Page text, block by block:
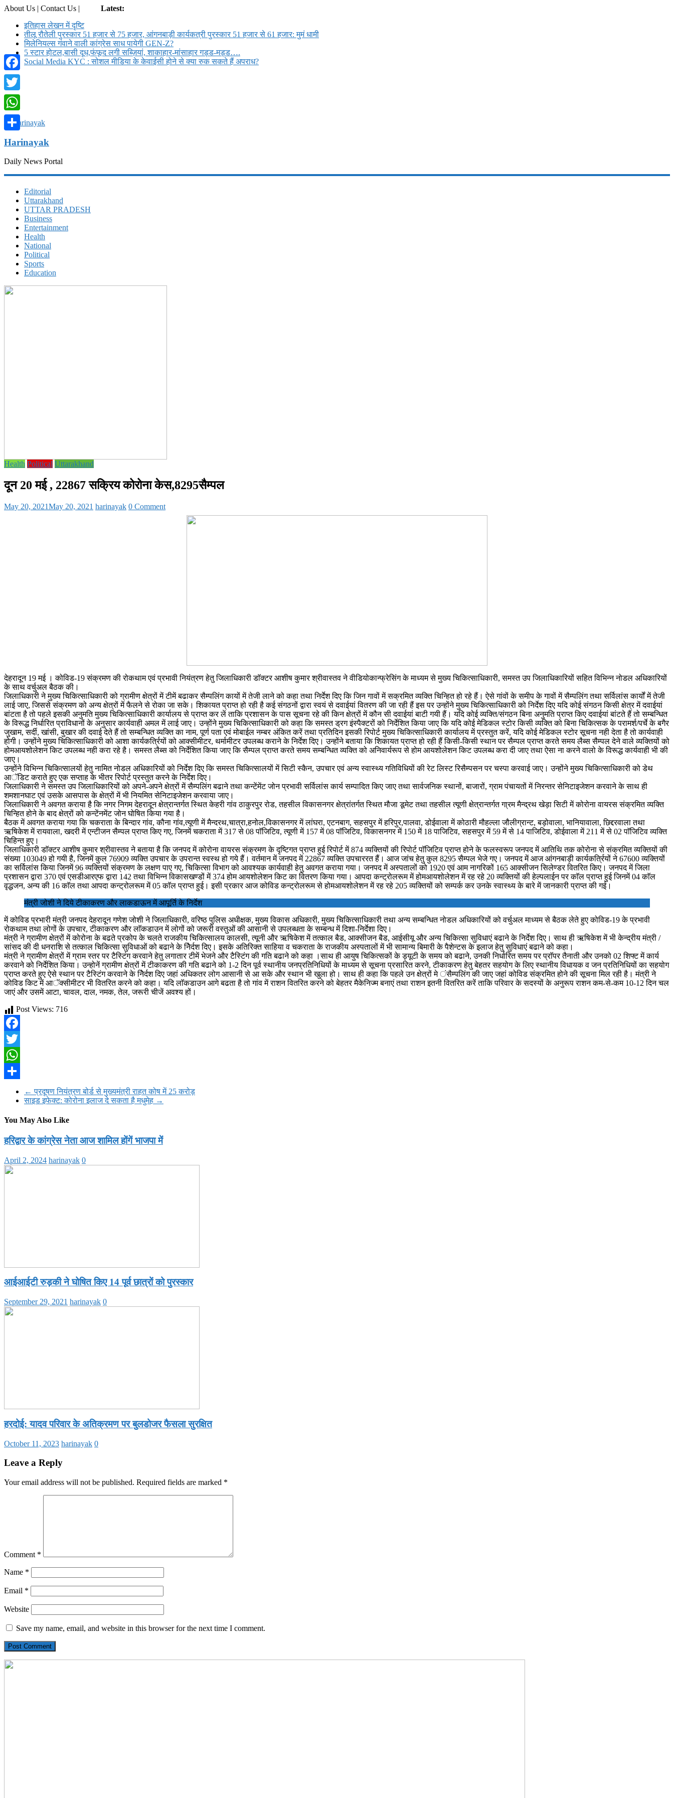
About Us | Contact Us |
Latest:
इतिहास लेखन में दृष्टि
तीलू रौतेली पुरस्कार 51 हजार से 75 हजार, आंगनबाड़ी कार्यकत्री पुरस्कार 51 हजार से 61 हजार: मुमं धामी
मिलेनियल्स गंवाने वाली कांग्रेस साध पायेगी GEN-Z?
5 स्टार होटल,बासी दूध,फंफूद लगी सब्ज़ियां, शाकाहार-मांसाहार गड्ड-मड्ड….
Social Media KYC : सोशल मीडिया के केवाईसी होने से क्या रुक सकते हैं अपराध?
Harinayak
Daily News Portal
Editorial
Uttarakhand
UTTAR PRADESH
Business
Entertainment
Health
National
Political
Sports
Education
Health Political Uttarakhand
दून 20 मई , 22867 सक्रिय कोरोना केस,8295सैम्पल
May 20, 2021May 20, 2021 harinayak 0 Comment
देहरादून 19 मई । कोविड-19 संक्रमण की रोकथाम एवं प्रभावी नियंत्रण हेतु जिलाधिकारी डाॅक्टर आशीष कुमार श्रीवास्तव ने वीडियोकान्फ्रेसिंग के माध्यम से मुख्य चिकित्साधिकारी, समस्त उप जिलाधिकारियों सहित विभिन्न नोडल अधिकारियों
के साथ वर्चुअल बैठक की।
जिलाधिकारी ने मुख्य चिकित्साधिकारी को ग्रामीण क्षेत्रों में टीमें बढाकर सैम्पलिंग कायों में तेजी लाने को कहा तथा निर्देश दिए कि जिन गावों में सक्रमित व्यक्ति चिन्हित हो रहे हैं। ऐसे गांवों के समीप के गावों में सैम्पलिंग तथा सर्विलांस कार्यों में तेजी
लाई जाए, जिससे संक्रमण को अन्य क्षेत्रों में फैलने से रोका जा सके। शिकायत प्राप्त हो रही है कई संगठनों द्वारा स्वयं से दवाईयां वितरण की जा रही हैं इस पर उन्होंने मुख्य चिकित्साधिकारी को निर्देश दिए यदि कोई संगठन किसी क्षेत्र में दवाईयां
बांटता है तो पहले इसकी अनुमति मुख्य चिकित्साधिकारी कार्यालय से प्राप्त कर लें ताकि प्रशासन के पास सूचना रहे की किन क्षेत्रों में कौन सी दवाईयां बाटी गयी हैं। यदि कोई व्यक्ति/संगठन बिना अनुमति प्राप्त किए दवाईयां बांटते हैं तो सम्बन्धित
के विरूद्ध निर्धारित प्राविधानों के अनुसार कार्यवाही अमल में लाई जाए। उन्होंने मुख्य चिकित्साधिकारी को कहा कि समस्त ड्रग इंस्पैक्टरों को निर्देशित किया जाए कि यदि कोई मेडिकल स्टोर किसी व्यक्ति को बिना चिकित्सक के परामर्श/पर्चे के बगैर
जुखाम, सर्दी, खांसी, बुखार की दवाई देते हैं तो सम्बन्धित व्यक्ति का नाम, पूर्ण पता एवं मोबाईल नम्बर अंकित करें तथा प्रतिदिन इसकी रिपोर्ट मुख्य चिकित्साधिकारी कार्यालय में प्रस्तुत करें, यदि कोई मेडिकल स्टोर सूचना नही देता है तो कार्यवाही
होगी। उन्होंने मुख्य चिकित्साधिकारी को आशा कार्यकर्त्रियों को आक्सीमीटर, थर्मामीटर उपलब्ध कराने के निर्देश दिए। उन्होंने बताया कि शिकायत प्राप्त हो रही हैं किसी-किसी स्थान पर सैम्पल प्राप्त करते समय लैब्स सैम्पल देने वाले व्यक्तियों को
होमआयशोलेशन किट उपलब्ध नही करा रहे है। समस्त लैब्स को निर्देशित किया जाए कि सैम्पल प्राप्त करते समय सम्बन्धित व्यक्ति को अनिवार्यरूप से होम आयशोलेशन किट उपलब्ध करा दी जाए तथा ऐसा ना करने वालो के विरूद्ध कार्यवाही भी की
जाए।
उन्होंने विभिन्न चिकित्सालयों हेतु नामित नोडल अधिकारियों को निर्देश दिए कि समस्त चिकित्सालयों में सिटी स्कैन, उपचार एवं अन्य स्वास्थ्य गतिविधियों की रेट लिस्ट रिसैम्पसन पर चस्पा करवाई जाए। उन्होंने मुख्य चिकित्साधिकारी को डेथ
आॅडिट कराते हुए एक सप्ताह के भीतर रिपोर्ट प्रस्तुत करने के निर्देश दिए।
जिलाधिकारी ने समस्त उप जिलाधिकारियों को अपने-अपने क्षेत्रों में सैम्पलिंग बढाने तथा कन्टेंमेंट जोन प्रभावी सर्विलांस कार्य सम्पादित किए जाए तथा सार्वजनिक स्थानों, बाजारों, ग्राम पंचायतों में निरन्तर सेनिटाइजेशन करवाने के साथ ही
शमशानघाट एवं उसके आसपास के क्षेत्रों में भी नियमित सेनिटाइजेशन करवाया जाए।
जिलाधिकारी ने अवगत कराया है कि नगर निगम देहरादून क्षेत्रान्तर्गत स्थित केहरी गांव ठाकुरपुर रोड, तहसील विकासनगर क्षेत्रांतर्गत स्थित मौजा डूमेट तथा तहसील त्यूणी क्षेत्रान्तर्गत गा्रम मैन्द्रथ खेड़ा सिटी में कोरोना वायरस संक्रमित व्यक्ति
चिन्हित होने के बाद क्षेत्रों को कन्टेंनमेंट जोन घोषित किया गया है।
बैठक में अवगत कराया गया कि चकराता के बिन्दार गांव, कौना गांव,त्यूणी में मैन्दरथ,चात्रा,हनोल,विकासनगर में लांघरा, एटनबाग, सहसपुर में हरिपुर,पालवा, डोईवाला में कोठारी मौहल्ला जौलीग्रान्ट, बड़ोवाला, भानियावाला, छिद्दरवाला तथा
ऋषिकेश में रायवाला, खदरी में एन्टीजन सैम्पल प्राप्त किए गए, जिनमें चकराता में 317 से 08 पाॅजिटिव, त्यूणी में 157 में 08 पाॅजिटिव, विकासनगर में 150 में 18 पाजिटिव, सहसपुर में 59 में से 14 पाजिटिव, डोईवाला में 211 में से 02 पाॅजिटिव व्यक्ति
चिहिन्त हुए।
जिलाधिकारी डाॅक्टर आशीष कुमार श्रीवास्तव ने बताया है कि जनपद में कोरोना वायरस संक्रमण के दृष्टिगत प्राप्त हुई रिपोर्ट में 874 व्यक्तियों की रिपोर्ट पाॅजिटिव प्राप्त होने के फलस्वरूप जनपद में आतिथि तक कोरोना से संक्रमित व्यक्तियों की
संख्या 103049 हो गयी है, जिनमें कुल 76909 व्यक्ति उपचार के उपरान्त स्वस्थ हो गये हैं। वर्तमान में जनपद में 22867 व्यक्ति उपचाररत हैं। आज जांच हेतु कुल 8295 सैम्पल भेजे गए। जनपद में आज आंगनबाड़ी कार्यकर्त्रियों ने 67600 व्यक्तियों
का सर्विलांस किया जिनमें 96 व्यक्तियों संक्रमण के लक्षण पाए गए, चिकित्सा विभाग को आवश्यक कार्यवाही हेतु अवगत कराया गया। जनपद में अस्पतालों को 1920 एवं आम नागरिकों 165 आक्सीजन सिलेण्डर वितरित किए। जनपद में जिला
प्रशासन द्वारा 370 एवं एसडीआरएफ द्वारा 142 तथा विभिन्न विकासखण्डों में 374 होम आयशोलेशन किट का वितरण किया गया। आपदा कन्ट्रोलरूम में होमआयशोलेशन में रह रहे 20 व्यक्तियों की हेल्पलाईन पर काॅल प्राप्त हुई जिनमें 04 काॅल
वृद्धजन, अन्य की 16 काॅल तथा आपदा कन्ट्रोलरूम में 05 काॅल प्राप्त हुई। इसी प्रकार आज कोविड कन्ट्रोलरूम से होमआयशोलेशन में रह रहे 205 व्यक्तियों को सम्पर्क कर उनके स्वास्थ्य के बारे में जानकारी प्राप्त की गई।
मंत्री जोशी ने दिये टीकाकरण और लाकडाऊन में आपूर्ति के निर्देश
में कोविड प्रभारी मंत्री जनपद देहरादून गणेश जोशी ने जिलाधिकारी, वरिष्ठ पुलिस अधीक्षक, मुख्य विकास अधिकारी, मुख्य चिकित्साधिकारी तथा अन्य सम्बन्धित नोडल अधिकारियों को वर्चुअल माध्यम से बैठक लेते हुए कोविड-19 के प्रभावी
रोकथाम तथा लोगों के उपचार, टीकाकरण और लाॅकडाउन में लोगों को जरूरी वस्तुओं की आसानी से उपलब्धता के सम्बन्ध में दिशा-निर्देशा दिए।
मंत्री ने ग्रामीण क्षेत्रों में कोरोना के बढते प्रकोप के चलते राजकीय चिकित्सालय कालसी, त्यूनी और ऋषिकेश में तत्काल बैड, आक्सीजन बैड, आईसीयू और अन्य चिकित्सा सुविधाएं बढाने के निर्देश दिए। साथ ही ऋषिकेश में भी केन्द्रीय मंत्री /
सांसद की दी धनराशि से तत्काल चिकित्सा सुविधाओं को बढाने के निेर्दश दिए। इसके अतिरिक्त साहिया व चकराता के राजकीय अस्पतालों में भी सामान्य बिमारी के पैशेन्टस के इलाज हेतु सुविधाएं बढाने को कहा।
मंत्री ने ग्रामीण क्षेत्रों में ग्राम स्तर पर टैस्टिंग करवाने हेतु लगातार टीमें भेजने और टैस्टिंग की गति बढाने को कहा ।साथ ही आयुष चिकित्सकों के ड्यूटी के समय को बढाने, उनकी निर्धारित समय पर प्राॅपर तैनाती और उनको 02 शिफ्ट में कार्य
करवाने को निर्देशित किया। उन्होनें ग्रामीण क्षेत्रों में टीकाकरण की गति बढाने को 1-2 दिन पूर्व स्थानीय जनप्रतिनिधियों के माध्यम से सूचना प्रसारित करने, टीकाकरण हेतु बेहतर सहयोग के लिए स्थानीय विधायक व जन प्रतिनिधियों का सहयोग
प्राप्त करते हुए ऐसे स्थान पर टैस्टिंग करवाने के निेर्दश दिए जहां अधिकतर लोग आसानी से आ सके और स्थान भी खुला हो। साथ ही कहा कि पहले उन क्षेत्रों मे ंसैम्पलिंग की जाए जहां कोविड संक्रमित होने की सूचना मिल रही है। मंत्री ने
कोविड किट में आॅक्सीमीटर भी वितरित करने को कहा। यदि लाॅकडाउन आगे बढता है तो गांव में राशन वितरित करने को बेहतर मैकेनिज्म बनाएं तथा राशन इतनी वितरित करें ताकि परिवार के सदस्यों के अनुरूप राशन कम-से-कम 10-12 दिन चल
जाएं और उसमें आटा, चावल, दाल, नमक, तेल, जरूरी चीजें अवश्य हों।
Post Views: 716
Facebook
Twitter
WhatsApp
← प्रदूषण नियंत्रण बोर्ड से मुख्यमंत्री राहत कोष में 25 करोड़
साइड इफेक्ट: कोरोना इलाज दे सकता है मधुमेह →
You May Also Like
हरिद्वार के कांग्रेस नेता आज शामिल होंगें भाजपा में
April 2, 2024 harinayak 0
आईआईटी रुड़की ने घोषित किए 14 पूर्व छात्रों को पुरस्कार
September 29, 2021 harinayak 0
हरदोई: यादव परिवार के अतिक्रमण पर बुलडोजर फैसला सुरक्षित
October 11, 2023 harinayak 0
Leave a Reply
Your email address will not be published. Required fields are marked *
Comment *
Name *
Email *
Website
Save my name, email, and website in this browser for the next time I comment.
Facebook
Twitter
WhatsApp
Share